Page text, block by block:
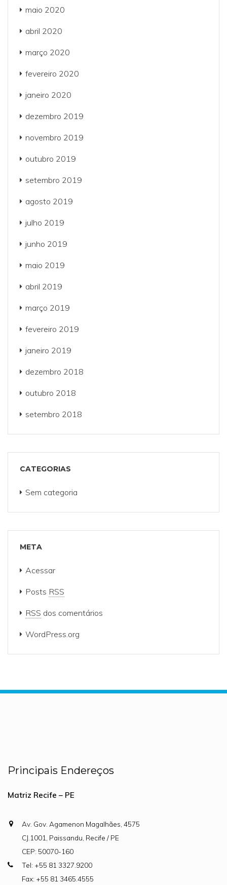
maio 2020
abril 2020
março 2020
fevereiro 2020
janeiro 2020
dezembro 2019
novembro 2019
outubro 2019
setembro 2019
agosto 2019
julho 2019
junho 2019
maio 2019
abril 2019
março 2019
fevereiro 2019
janeiro 2019
dezembro 2018
outubro 2018
setembro 2018
CATEGORIAS
Sem categoria
META
Acessar
Posts RSS
RSS dos comentários
WordPress.org
Principais Endereços
Matriz Recife – PE
Av. Gov. Agamenon Magalhães, 4575
CJ.1001, Paissandu, Recife / PE
CEP: 50070-160
Tel: +55 81 3327.9200
Fax: +55 81 3465.4555